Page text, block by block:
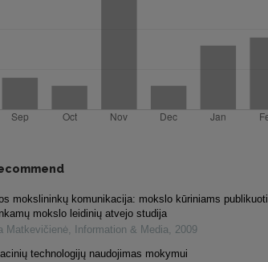
mokslininkų komunikacija: mokslo kūriniams publikuoti
mokslo leidinių atvejo studija
Matkevičienė, Information & Media, 2009
technologijų naudojimas mokymui